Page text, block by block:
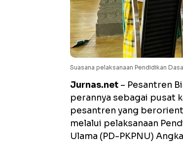
Suasana pelaksanaan Pendidikan
Jurnas.net – Pesantren
perannya sebagai pusat
pesantren yang
melalui pelaksanaan
Ulama (PD-PKPNU)